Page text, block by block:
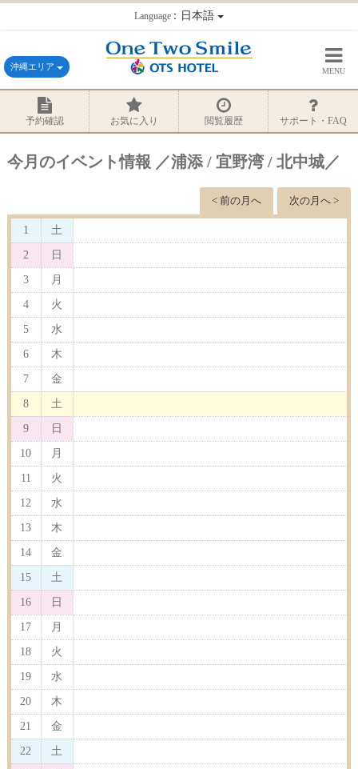
Language：日本語
沖縄エリア MENU
予約確認 お気に入り 閲覧履歴 サポート・FAQ
今月のイベント情報 ／浦添 / 宜野湾 / 北中城／
次の月へ >
< 前の月へ
1 土
2 日
3 月
4 火
5 水
6 木
7 金
8 土
9 日
10 月
11 火
12 水
13 木
14 金
15 土
16 日
17 月
18 火
19 水
20 木
21 金
22 土